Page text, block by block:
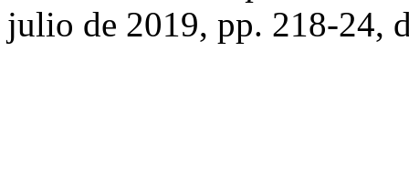
julio de 2019, pp. 218-24,